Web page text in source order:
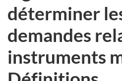
déterminer
demandes
instruments